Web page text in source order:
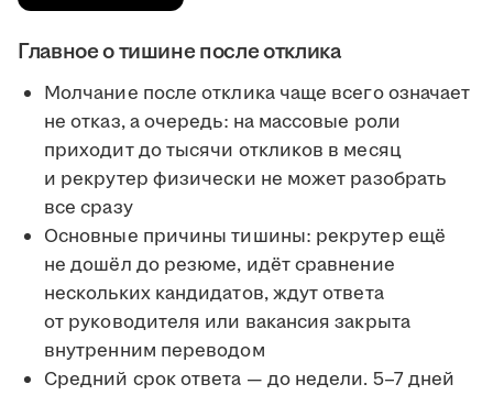
Главное о тишине после отклика
Молчание после отклика чаще всего означает
не отказ, а очередь: на массовые роли
приходит до тысячи откликов в месяц
и рекрутер физически не может разобрать
все сразу
Основные причины тишины: рекрутер ещё
не дошёл до резюме, идёт сравнение
нескольких кандидатов, ждут ответа
от руководителя или вакансия закрыта
внутренним переводом
Средний срок ответа — до недели. 5–7 дней